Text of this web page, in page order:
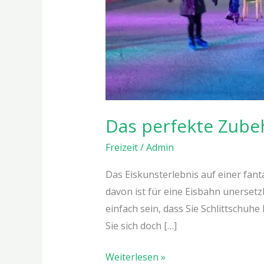
Das perfekte
Freizeit/Admin
Das Eiskunsterlebnis auf einer
davon ist für eine Eisbahn
einfach sein, dass Sie
Sie sich doch […]
Weiterlesen »